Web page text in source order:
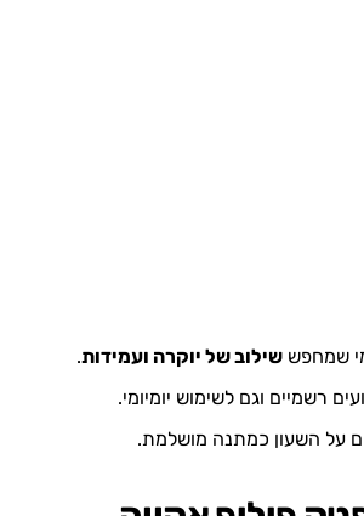
שמחפש שילוב של יוקרה ועמידות.
רשמיים וגם לשימוש יומיומי.
על השעון כמתנה מושלמת.